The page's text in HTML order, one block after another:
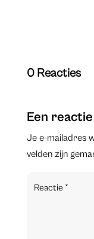
0 Reacties
Een
Je e-mailadres
velden zijn